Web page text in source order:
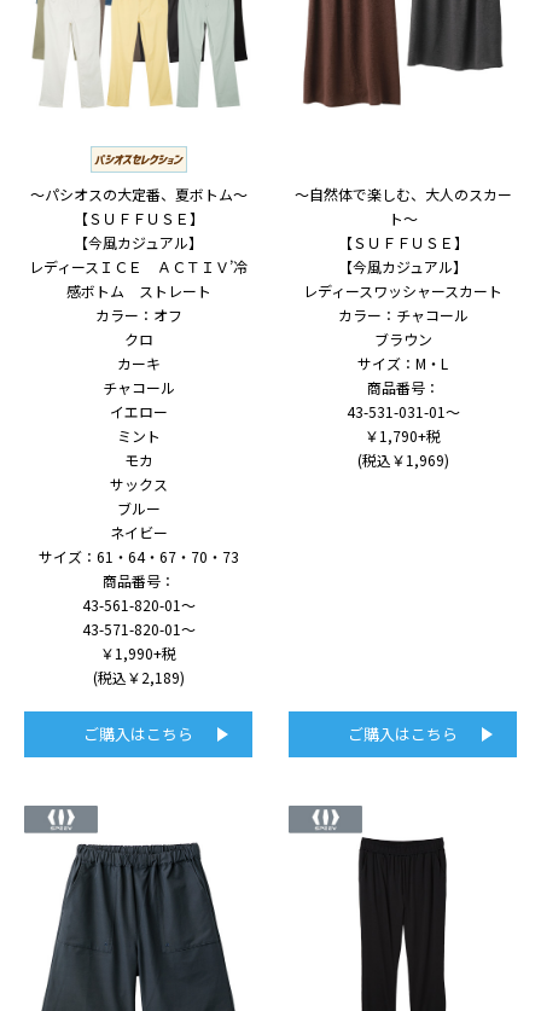
～パシオスの大定番、夏ボトム～
【ＳＵＦＦＵＳＥ】
【今風カジュアル】
レディースＩＣＥ ＡＣＴＩＶ’冷
感ボトム ストレート
カラー：オフ
クロ
カーキ
チャコール
イエロー
ミント
モカ
サックス
ブルー
ネイビー
サイズ：61・64・67・70・73
商品番号：
43-561-820-01～
43-571-820-01～
￥1,990+税
(税込￥2,189)
ご購入はこちら
～自然体で楽しむ、大人のスカー
ト～
【ＳＵＦＦＵＳＥ】
【今風カジュアル】
レディースワッシャースカート
カラー：チャコール
ブラウン
サイズ：M・L
商品番号：
43-531-031-01～
￥1,790+税
(税込￥1,969)
ご購入はこちら